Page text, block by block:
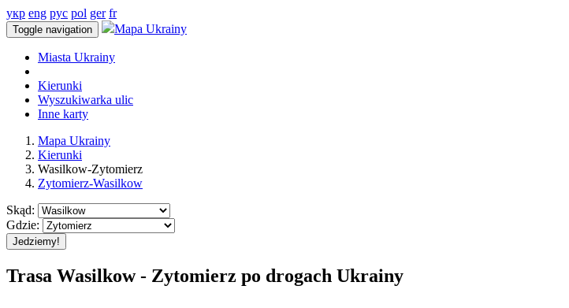
укр eng рус pol ger fr
Toggle navigation Mapa Ukrainy
Miasta Ukrainy
Kierunki
Wyszukiwarka ulic
Inne karty
Mapa Ukrainy
Kierunki
Wasilkow-Zytomierz
Zytomierz-Wasilkow
Skąd:
Gdzie:
Jedziemy!
Trasa Wasilkow - Zytomierz po drogach Ukrainy